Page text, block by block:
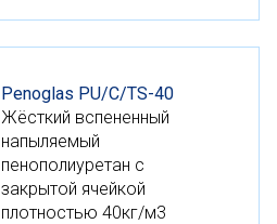
Penoglas PU/C/TS-40
Жёсткий вспененный
напыляемый
пенополиуретан с
закрытой ячейкой
плотностью 40кг/м3